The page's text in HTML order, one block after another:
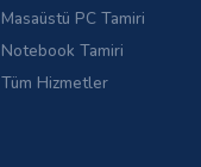
Masaüstü PC Tamiri
Notebook Tamiri
Tüm Hizmetler